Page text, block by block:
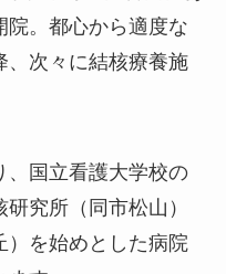
院。都心から適度な
、次々に結核療養施
国立看護大学校の
究所（同市松山）
）を始めとした病院